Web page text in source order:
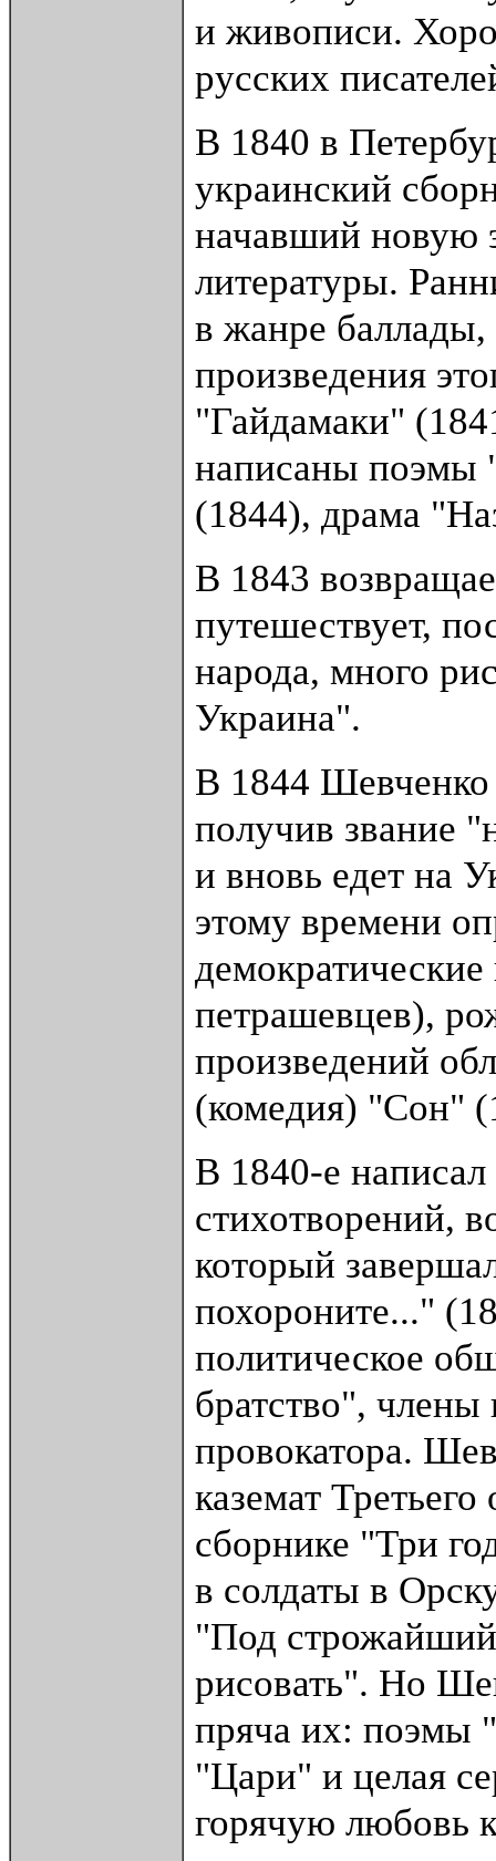
и живописи.
русских
В 1840 в
украинский
начавший новую
литературы.
в жанре
произведения
"Гайдамаки"
написаны поэмы
(1844), драма
В 1843
путешествует,
народа, много
Украина".
В 1844
получив звание
и вновь едет на
этому времени
петрашевцев),
произведений
(комедия) "Сон"
В 1840-е
стихотворений,
который
похороните..."
политическое
братство",
провокатора.
каземат
сборнике "Три
в солдаты в
"Под
рисовать". Но
пряча их: поэмы
"Цари" и целая
горячую любовь